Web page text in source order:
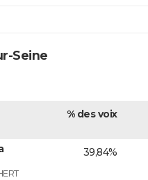
Seine
% des voix
39,84%